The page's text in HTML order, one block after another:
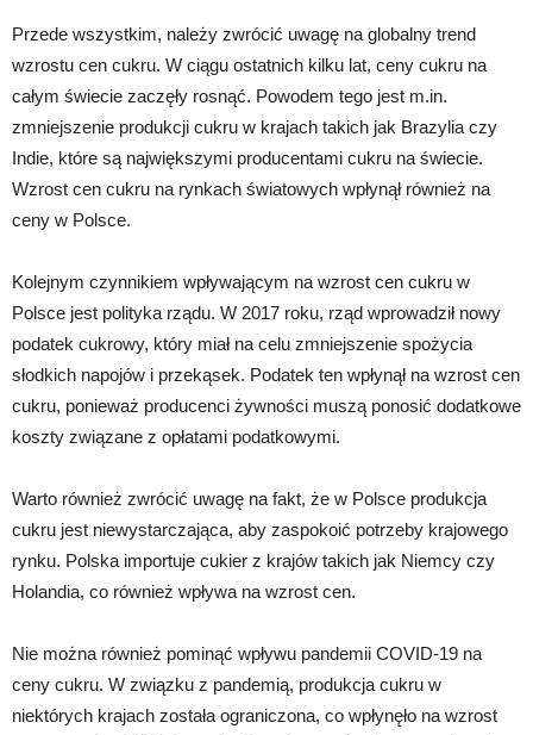
Przede wszystkim, należy zwrócić uwagę na globalny trend
wzrostu cen cukru. W ciągu ostatnich kilku lat, ceny cukru na
całym świecie zaczęły rosnąć. Powodem tego jest m.in.
zmniejszenie produkcji cukru w krajach takich jak Brazylia czy
Indie, które są największymi producentami cukru na świecie.
Wzrost cen cukru na rynkach światowych wpłynął również na
ceny w Polsce.
Kolejnym czynnikiem wpływającym na wzrost cen cukru w
Polsce jest polityka rządu. W 2017 roku, rząd wprowadził nowy
podatek cukrowy, który miał na celu zmniejszenie spożycia
słodkich napojów i przekąsek. Podatek ten wpłynął na wzrost cen
cukru, ponieważ producenci żywności muszą ponosić dodatkowe
koszty związane z opłatami podatkowymi.
Warto również zwrócić uwagę na fakt, że w Polsce produkcja
cukru jest niewystarczająca, aby zaspokoić potrzeby krajowego
rynku. Polska importuje cukier z krajów takich jak Niemcy czy
Holandia, co również wpływa na wzrost cen.
Nie można również pominąć wpływu pandemii COVID-19 na
ceny cukru. W związku z pandemią, produkcja cukru w
niektórych krajach została ograniczona, co wpłynęło na wzrost